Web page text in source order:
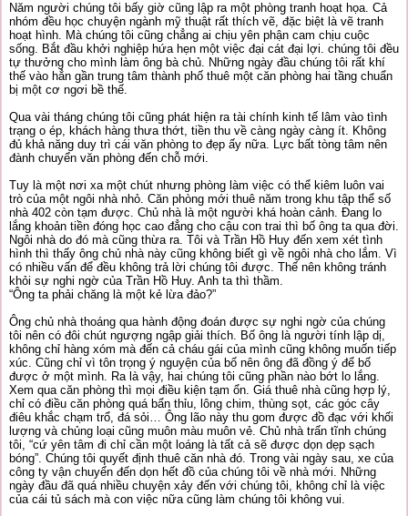
Năm người chúng tôi bấy giờ cũng lập ra một phòng tranh hoạt họa. Cả
nhóm đều học chuyện ngành mỹ thuật rất thích vẽ, đặc biệt là vẽ tranh
hoạt hình. Mà chúng tôi cũng chẳng ai chịu yên phận cam chịu cuộc
sống. Bắt đầu khởi nghiệp hứa hẹn một việc đại cát đại lợi. chúng tôi đều
tự thưởng cho mình làm ông bà chủ. Những ngày đầu chúng tôi rất khí
thế vào hẳn gần trung tâm thành phố thuê một căn phòng hai tầng chuẩn
bị một cơ ngơi bề thế.
Qua vài tháng chúng tôi cũng phát hiện ra tài chính kinh tế lâm vào tình
trạng o ép, khách hàng thưa thớt, tiền thu về càng ngày càng ít. Không
đủ khả năng duy trì cái văn phòng to đẹp ấy nữa. Lực bất tòng tâm nên
đành chuyển văn phòng đến chỗ mới.
Tuy là một nơi xa một chút nhưng phòng làm việc có thể kiêm luôn vai
trò của một ngôi nhà nhỏ. Căn phòng mới thuê năm trong khu tập thể số
nhà 402 còn tạm được. Chủ nhà là một người khá hoàn cảnh. Đang lo
lắng khoản tiền đóng học cao đẳng cho cậu con trai thì bố ông ta qua đời.
Ngôi nhà do đó mà cũng thừa ra. Tôi và Trần Hồ Huy đến xem xét tình
hình thì thấy ông chủ nhà này cũng không biết gì về ngôi nhà cho lắm. Vì
có nhiều vấn để đều không trả lời chúng tôi được. Thế nên không tránh
khỏi sự nghi ngờ của Trần Hồ Huy. Anh ta thì thầm.
“Ông ta phải chăng là một kẻ lừa đảo?”
Ông chủ nhà thoáng qua hành động đoán được sự nghi ngờ của chúng
tôi nên có đôi chút ngượng ngập giải thích. Bố ông là người tính lập dị,
không chỉ hàng xóm mà đến cả cháu gái của mình cũng không muốn tiếp
xúc. Cũng chỉ vì tôn trọng ý nguyện của bố nên ông đã đồng ý để bố
được ở một mình. Ra là vậy, hai chúng tôi cũng phần nào bớt lo lắng.
Xem qua căn phòng thì mọi điều kiện tạm ổn. Giá thuê nhà cũng hợp lý,
chỉ có điều căn phòng quá bẩn thỉu, lông chim, thùng sọt, các góc cây
điêu khắc chạm trổ, đá sỏi… Ông lão này thu gom được đồ đạc với khối
lượng và chủng loại cũng muôn màu muôn vẻ. Chủ nhà trấn tĩnh chúng
tôi, “cứ yên tâm đi chỉ cần một loáng là tất cả sẽ được dọn dẹp sạch
bóng”. Chúng tôi quyết định thuê căn nhà đó. Trong vài ngày sau, xe của
công ty vận chuyển đến dọn hết đồ của chúng tôi về nhà mới. Những
ngày đầu đã quá nhiều chuyện xảy đến với chúng tôi, không chỉ là việc
của cái tủ sách mà con việc nữa cũng làm chúng tôi không vui.